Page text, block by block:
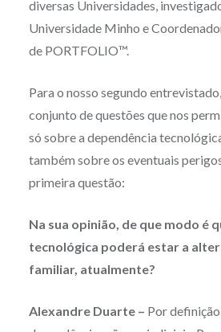
diversas Universidades,
Universidade Minho e
de PORTFOLIO™.
Para o nosso segundo
conjunto de questões que nos
só sobre a dependência
também sobre os eventuais
primeira questão:
Na sua opinião, de que modo é
tecnológica poderá estar a
familiar, atualmente?
Alexandre Duarte – Por